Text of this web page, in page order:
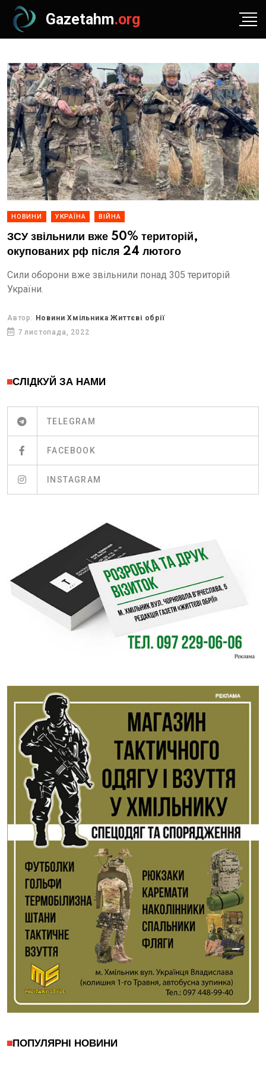
Gazetahm.org
НОВИНИ УКРАЇНА ВІЙНА
ЗСУ звільнили вже 50% територій,
окупованих рф після 24 лютого
Сили оборони вже звільнили понад 305 територій
України.
Автор: Новини Хмільника Життєві обрії
7 листопада, 2022
СЛІДКУЙ ЗА НАМИ
TELEGRAM
FACEBOOK
INSTAGRAM
ПОПУЛЯРНІ НОВИНИ